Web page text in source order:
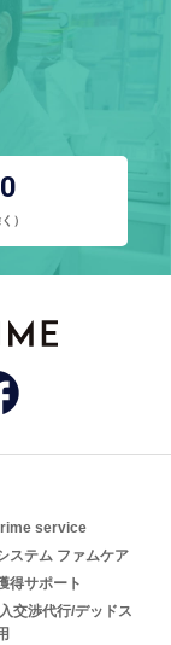
）
service
ステム ファムケア
得サポート
交渉代行/デッドス